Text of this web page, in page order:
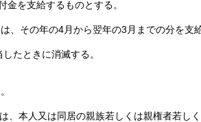
を支給するものとする。
、その年の4月から翌年の3月までの分を支
たときに消滅する。
、本人又は同居の親族若しくは親権者若し